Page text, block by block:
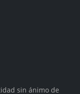
sin ánimo de